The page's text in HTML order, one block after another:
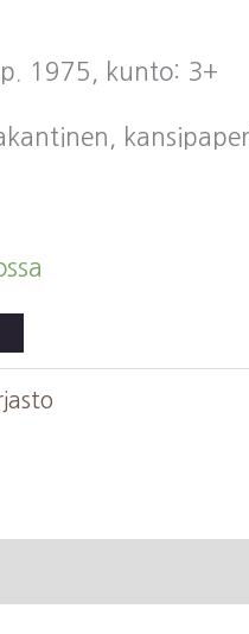
1975, kunto: 3+